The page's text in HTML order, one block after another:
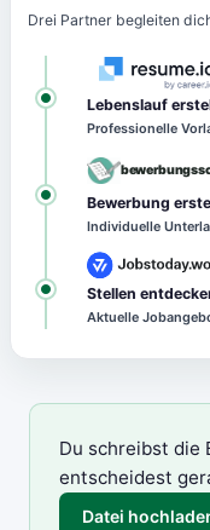
Drei Partner begleiten
Lebenslauf
Professionelle
Bewerbung
Individuelle
Stellen
Aktuelle
Du schreibst die
entscheidest
Datei